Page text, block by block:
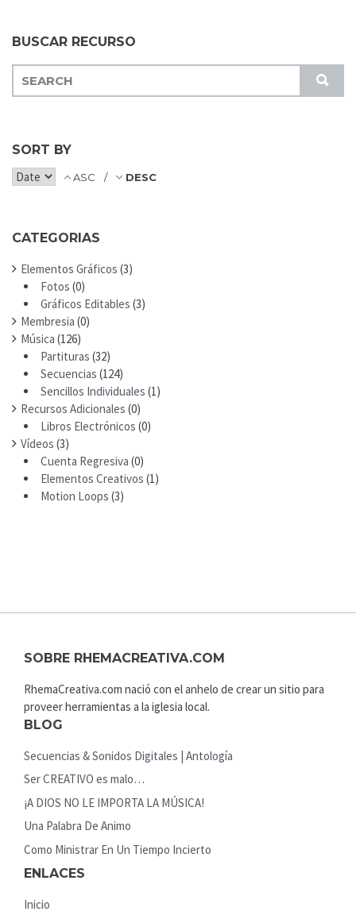
BUSCAR RECURSO
S
U
C
H
F
:
SORT BY
ASC DESC
CATEGORIAS
Elementos Gráficos (3)
Fotos (0)
Gráficos Editables (3)
Membresia (0)
Música (126)
Partituras (32)
Secuencias (124)
Sencillos Individuales (1)
Recursos Adicionales (0)
Libros Electrónicos (0)
Vídeos (3)
Cuenta Regresiva (0)
Elementos Creativos (1)
Motion Loops (3)
SOBRE RHEMACREATIVA.COM
RhemaCreativa.com nació con el anhelo de crear un sitio para
proveer herramientas a la iglesia local.
BLOG
Secuencias & Sonidos Digitales | Antología
Ser CREATIVO es malo…
¡A DIOS NO LE IMPORTA LA MÚSICA!
Una Palabra De Animo
Como Ministrar En Un Tiempo Incierto
ENLACES
Inicio